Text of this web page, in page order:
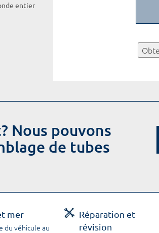
entier
Nous pouvons
de tubes
mer
du véhicule au
Réparation et
révision